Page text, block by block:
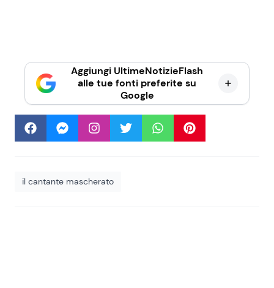
Aggiungi UltimeNotizieFlash
alle tue fonti preferite su
Google
il cantante mascherato